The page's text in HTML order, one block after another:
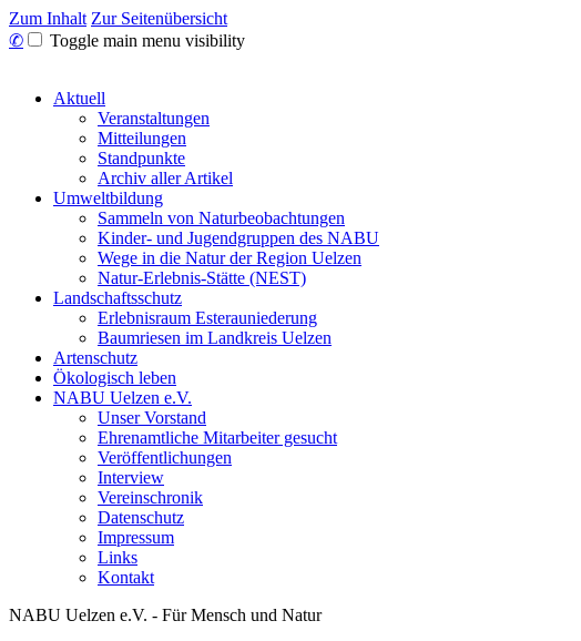
Zum Inhalt Zur Seitenübersicht
✆
Toggle main menu visibility
Aktuell
Veranstaltungen
Mitteilungen
Standpunkte
Archiv aller Artikel
Umweltbildung
Sammeln von Naturbeobachtungen
Kinder- und Jugendgruppen des NABU
Wege in die Natur der Region Uelzen
Natur-Erlebnis-Stätte (NEST)
Landschaftsschutz
Erlebnisraum Esterauniederung
Baumriesen im Landkreis Uelzen
Artenschutz
Ökologisch leben
NABU Uelzen e.V.
Unser Vorstand
Ehrenamtliche Mitarbeiter gesucht
Veröffentlichungen
Interview
Vereinschronik
Datenschutz
Impressum
Links
Kontakt
NABU Uelzen e.V. - Für Mensch und Natur